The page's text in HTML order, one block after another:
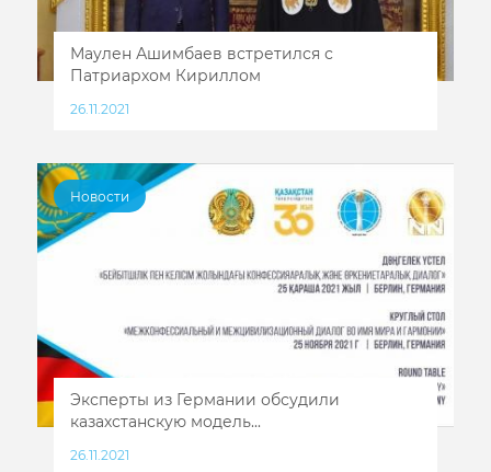
Маулен Ашимбаев встретился с
Патриархом Кириллом
26.11.2021
Новости
Эксперты из Германии обсудили
казахстанскую модель...
26.11.2021